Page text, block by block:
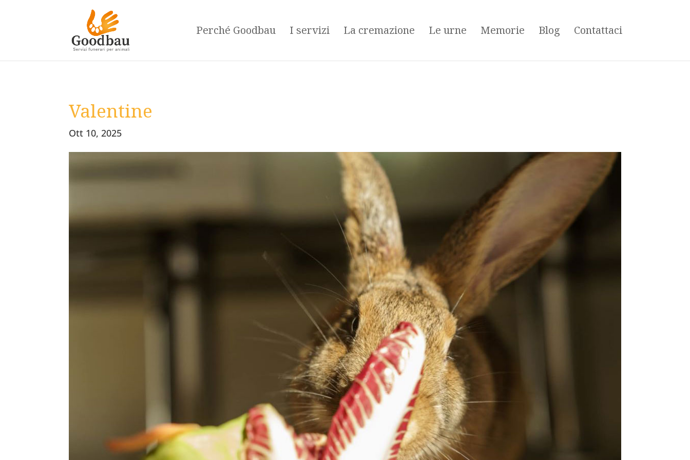
Perché Goodbau I servizi La cremazione Le urne Memorie Blog Contattaci
Valentine
Ott 10, 2025